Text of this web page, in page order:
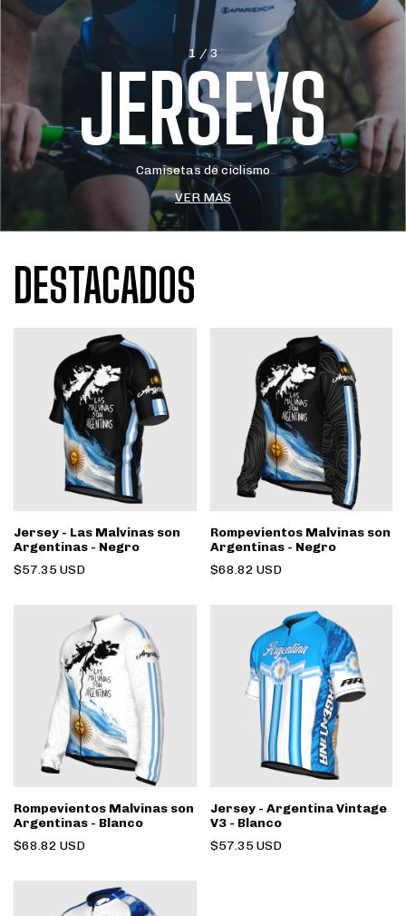
1 / 3
JERSEYS
Camisetas de ciclismo
VER MAS
DESTACADOS
Jersey - Las Malvinas son
Argentinas - Negro
$57.35 USD
Rompevientos Malvinas son
Argentinas - Negro
$68.82 USD
Rompevientos Malvinas son
Argentinas - Blanco
$68.82 USD
Jersey - Argentina Vintage
V3 - Blanco
$57.35 USD